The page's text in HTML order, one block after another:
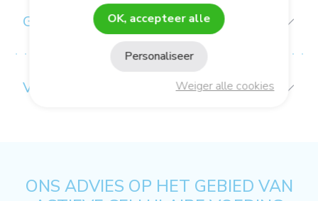
GEBRUIKS-/CONSERVERINGSADVIES:
VOORZORGEN BIJ GEBRUIK
ONS ADVIES OP HET GEBIED VAN
OK, accepteer alle
Weiger alle cookies
Personaliseer